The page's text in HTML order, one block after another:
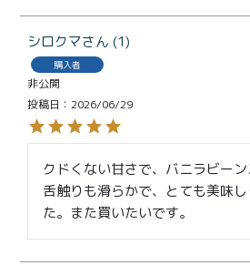
シロクマ 1
購入者
非公開
投稿日
2026/06/29
クドくない甘さで、バニラビーン
舌触りも滑らかで、とても美味
た。また買いたいです。